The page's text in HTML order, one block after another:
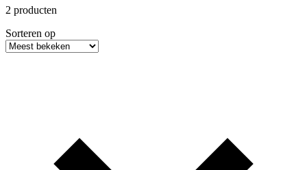
2 producten
Sorteren op